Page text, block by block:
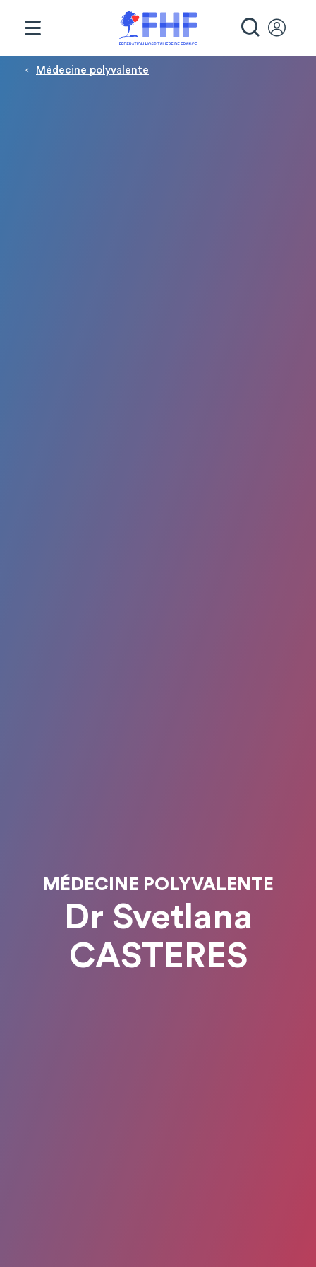
Fil d'Ariane
Médecine polyvalente
MÉDECINE POLYVALENTE
Dr Svetlana
CASTERES
Panneau de gestion des cookies